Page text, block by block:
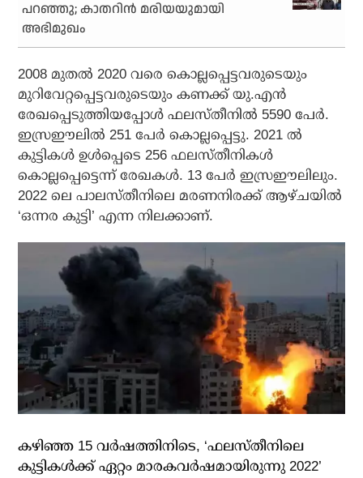
പറഞ്ഞു; കാതറിന്‍ മരിയയുമായി
അഭിമുഖം
2008 മുതല്‍ 2020 വരെ കൊല്ലപ്പെട്ടവരുടെയും
മുറിവേറ്റപ്പെട്ടവരുടെയും കണക്ക് യു.എന്‍
രേഖപ്പെടുത്തിയപ്പോള്‍ ഫലസ്തീനില്‍ 5590 പേര്‍.
ഇസ്രഈലില്‍ 251 പേര്‍ കൊല്ലപ്പെട്ടു. 2021 ല്‍
കുട്ടികള്‍ ഉള്‍പ്പെടെ 256 ഫലസ്തീനികള്‍
കൊല്ലപ്പെട്ടെന്ന് രേഖകള്‍. 13 പേര്‍ ഇസ്രഈലിലും.
2022 ലെ പാലസ്തീനിലെ മരണനിരക്ക് ആഴ്ചയില്‍
‘ഒന്നര കുട്ടി’ എന്ന നിലക്കാണ്.
കഴിഞ്ഞ 15 വര്‍ഷത്തിനിടെ, ‘ഫലസ്തീനിലെ
കുട്ടികള്‍ക്ക് ഏറ്റം മാരകവര്‍ഷമായിരുന്നു 2022’